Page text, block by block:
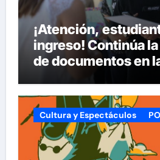
¡Atención,
ingreso! Continúa
de documentos en
Cultura y Espectáculos